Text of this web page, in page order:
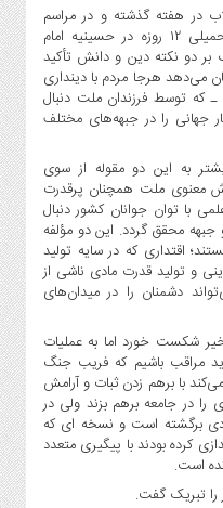
در هفته گذشته و در مراسم
بزرگداشت چهلمین روز شهدای جنگ تحمیلی ۱۲ روزه در حسینیه امام
بر دو نکته دین و دانش تأکید
می‌دهد هرجا مردم با دینداری
که توسط فرزندان ملت دنبال
جهانی را در جبهه‌های مختلف
به این دو مقوله از سوی
معنوی ملت همچنان پرقدرت
با توان جوانان کشور دنبال
محقق گردد. این دو مؤلفه
اقتداری که در سایه تولید
و تولید قدرت مادی ناشی از
دشمنان را در میدان‌های
دشمن در جنگ ۱۲ روزه اخیر شکست خورد اما به عملیات
مراقب باشیم که فریب جنگ
با برهم زدن ثبات و آرامش
را در جامعه برهم بزند ولی در
برگشته است و نسخه ای که
کرده بودند با پیگیری متعدد
است.
را تبریک گفت.